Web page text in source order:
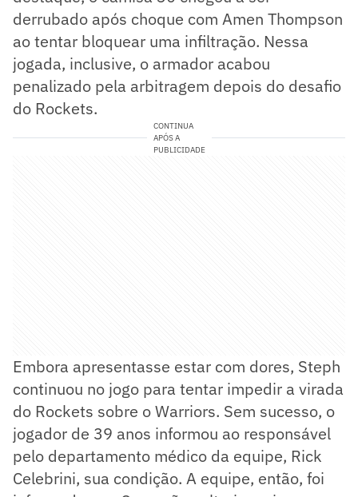
derrubado após choque com Amen Thompson
ao tentar bloquear uma infiltração. Nessa
jogada, inclusive, o armador acabou
penalizado pela arbitragem depois do desafio
do Rockets.
CONTINUA
APÓS A
PUBLICIDADE
Embora apresentasse estar com dores, Steph
continuou no jogo para tentar impedir a virada
do Rockets sobre o Warriors. Sem sucesso, o
jogador de 39 anos informou ao responsável
pelo departamento médico da equipe, Rick
Celebrini, sua condição. A equipe, então, foi